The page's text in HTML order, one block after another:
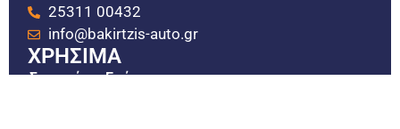
25311 00432
info@bakirtzis-auto.gr
ΧΡΗΣΙΜΑ
Σχετικά με Εμάς